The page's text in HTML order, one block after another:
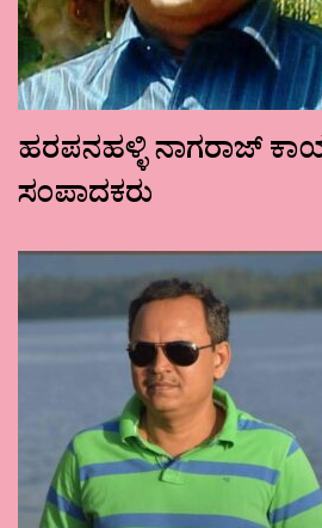
ಹರಪನಹಳ್ಳಿ ನಾಗರಾಜ್
ಸಂಪಾದಕರು